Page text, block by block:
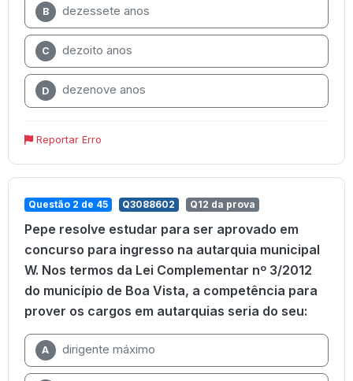
B dezessete anos
C dezoito anos
D dezenove anos
Reportar Erro
Questão 2 de 45 Q3088602 Q12 da prova
Pepe resolve estudar para ser aprovado em
concurso para ingresso na autarquia municipal
W. Nos termos da Lei Complementar nº 3/2012
do município de Boa Vista, a competência para
prover os cargos em autarquias seria do seu:
A dirigente máximo